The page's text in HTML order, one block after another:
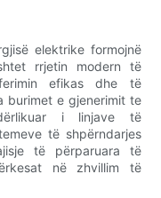
elektrike formojnë
rrjetin modern të
efikas dhe të
burimet e gjenerimit te
i linjave të
të shpërndarjes
të përparuara të
në zhvillim të